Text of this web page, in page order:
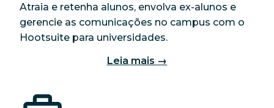
Atraia e retenha alunos, envolva ex-alunos e
gerencie as comunicações no campus com o
Hootsuite para universidades.
Leia mais →